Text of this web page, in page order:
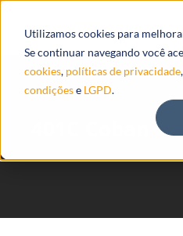
Utilizamos cookies para
Se continuar navegando você
cookies, políticas de privacidade,
condiçõese LGPD.